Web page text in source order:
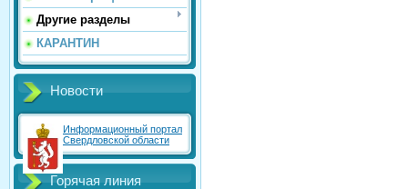
Другие разделы
КАРАНТИН
Новости
Информационный портал
Свердловской области
Горячая линия